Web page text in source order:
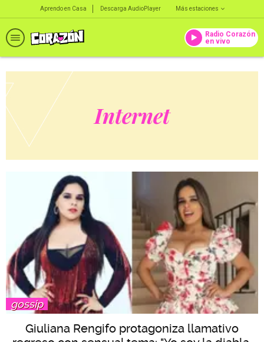
Aprendo en Casa Descarga AudioPlayer Más estaciones
Radio Corazón
en vivo
Internet
gossip
Giuliana Rengifo protagoniza llamativo